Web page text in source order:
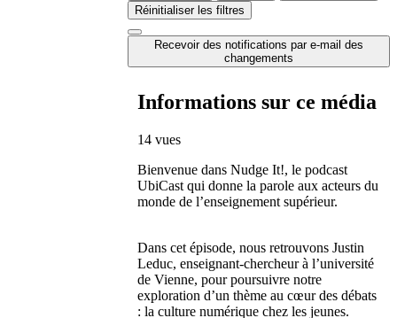
Réinitialiser les filtres
Recevoir des notifications par e-mail des
changements
Informations sur ce média
14 vues
Bienvenue dans Nudge It!, le podcast
UbiCast qui donne la parole aux acteurs du
monde de l’enseignement supérieur.
Dans cet épisode, nous retrouvons Justin
Leduc, enseignant-chercheur à l’université
de Vienne, pour poursuivre notre
exploration d’un thème au cœur des débats
: la culture numérique chez les jeunes.